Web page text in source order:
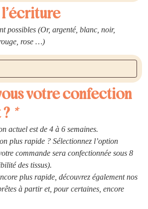
possibles (Or, argenté, blanc, noir,
rose …)
votre confection
*
actuel est de 4 à 6 semaines.
plus rapide ? Sélectionnez l’option
commande sera confectionnée sous 8
des tissus).
plus rapide, découvrez également nos
à partir et, pour certaines, encore